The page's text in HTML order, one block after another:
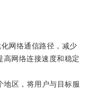
网络通信路径，减少
高网络连接速度和稳定
区，将用户与目标服